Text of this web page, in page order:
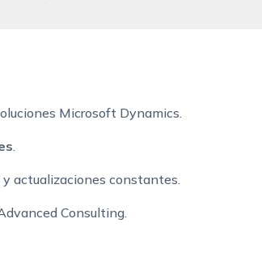
Microsoft Dynamics.
.
actualizaciones constantes.
Consulting.